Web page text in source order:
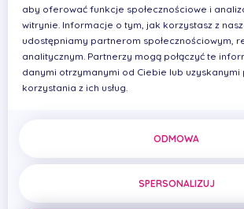
Pani
Magdalena
lata
Zakres leczenia
Pani
lat
aby oferować funkcje społecznościowe i
witrynie. Informacje o tym, jak korzystasz z
udostępniamy partnerom społecznościowym,
analitycznym. Partnerzy mogą połączyć te
danymi otrzymanymi od Ciebie lub uzyskanymi
korzystania z ich usług.
ODMOWA
SPERSONALIZUJ